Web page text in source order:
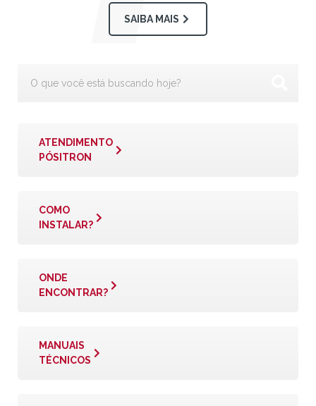
SAIBA MAIS
ATENDIMENTO
PÓSITRON
COMO
INSTALAR?
ONDE
ENCONTRAR?
MANUAIS
TÉCNICOS